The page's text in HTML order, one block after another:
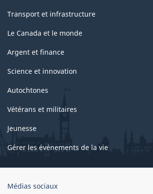
Transport et infrastructure
Le Canada et le monde
Argent et finance
Science et innovation
Autochtones
Vétérans et militaires
Jeunesse
Gérer les événements de la vie
Organisation
Médias sociaux